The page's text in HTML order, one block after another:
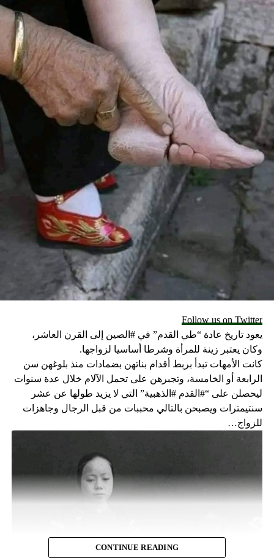
RELATED TOPICS:
UP
اليوم:”حينَئِذٍ فَهِمَ التَّلامِيذ”
DON'T MISS
قائمة أسوأ ١٠ مدن في العالم لجودة المعيشة…مدن عربية
في الطليعة
Follow us on Twitter
يعود تاريخ عادة “طي القدم” في #الصين إلى القرن العاشر،
وكان يعتبر زينة للمرأة وشرطا أساسيا لزواجها.
كانت الأمهات تبدأ بربط أقدام بناتهن بضمادات منذ بلوغهن سن
الرابعة أو الخامسة، وتجبرهن على تحمل الآلام خلال عدة سنوات
ليحصلن على “#القدم #الذهبية” التي لا يزيد طولها عن عشر
سنتيمترات ويصبحن بالتالي محببات من قبل الرجال وجاهزات
للزواج…
CONTINUE READING